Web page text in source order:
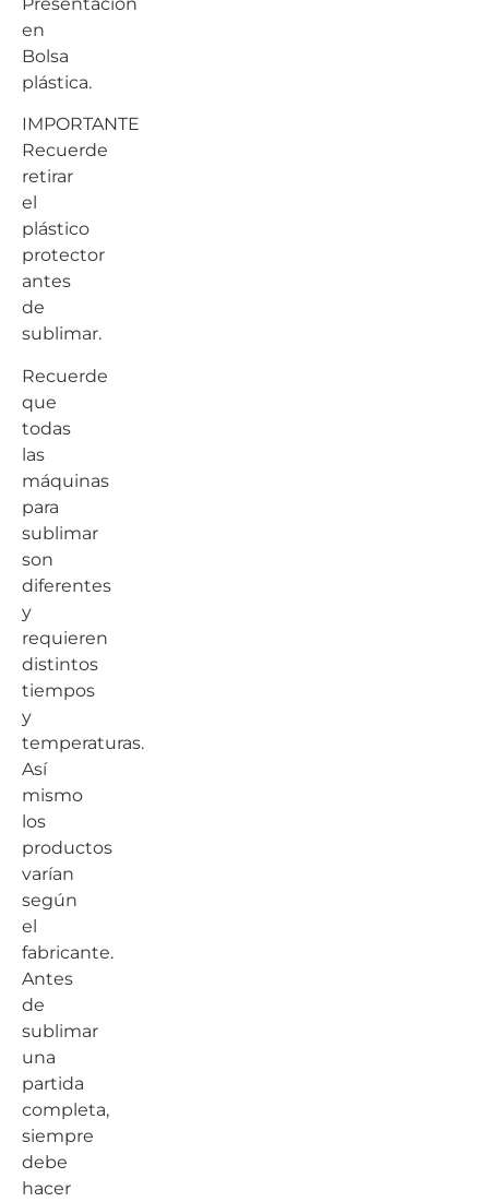
en
Bolsa
plástica.
IMPORTANTE
Recuerde
retirar
el
plástico
protector
antes
de
sublimar.
Recuerde
que
todas
las
máquinas
para
sublimar
son
diferentes
y
requieren
distintos
tiempos
y
temperaturas.
Así
mismo
los
productos
varían
según
el
fabricante.
Antes
de
sublimar
una
partida
completa,
siempre
debe
hacer